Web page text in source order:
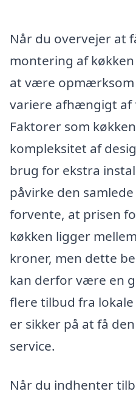
Når du overvejer at
montering af
at være opmærksom
variere afhængigt af
Faktorer som
kompleksitet af
brug for ekstra
påvirke den
forvente, at prisen
køkken ligger
kroner, men dette
kan derfor være en
flere tilbud fra
er sikker på at få
service.
Når du indhenter